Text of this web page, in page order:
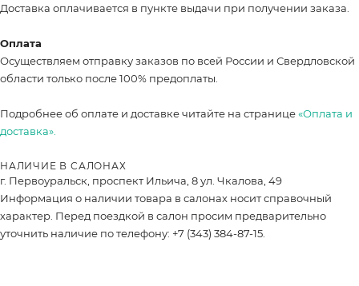
Доставка оплачивается в пункте выдачи при получении заказа.
Оплата
Осуществляем отправку заказов по всей России и Свердловской
области только после 100% предоплаты.
Подробнее об оплате и доставке читайте на странице«Оплата и
доставка».
НАЛИЧИЕ В САЛОНАХ
г. Первоуральск, проспект Ильича, 8 ул. Чкалова, 49
Информация о наличии товара в салонах носит справочный
характер. Перед поездкой в салон просим предварительно
уточнить наличие по телефону: +7 (343) 384-87-15.